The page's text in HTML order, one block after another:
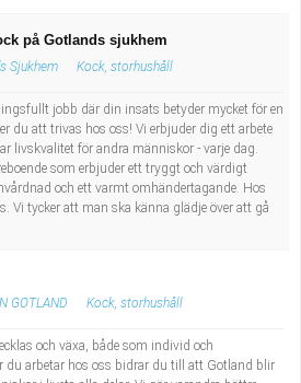
på Gotlands sjukhem
Sjukhem Kock, storhushåll
jobb där din insats betyder mycket för en
du att trivas hos oss! Vi erbjuder dig ett arbete
livskvalitet för andra människor - varje dag.
som erbjuder ett tryggt och värdigt
och ett varmt omhändertagande. Hos
Vi tycker att man ska känna glädje över att gå
GOTLAND Kock, storhushåll
och växa, både som individ och
du arbetar hos oss bidrar du till att Gotland blir